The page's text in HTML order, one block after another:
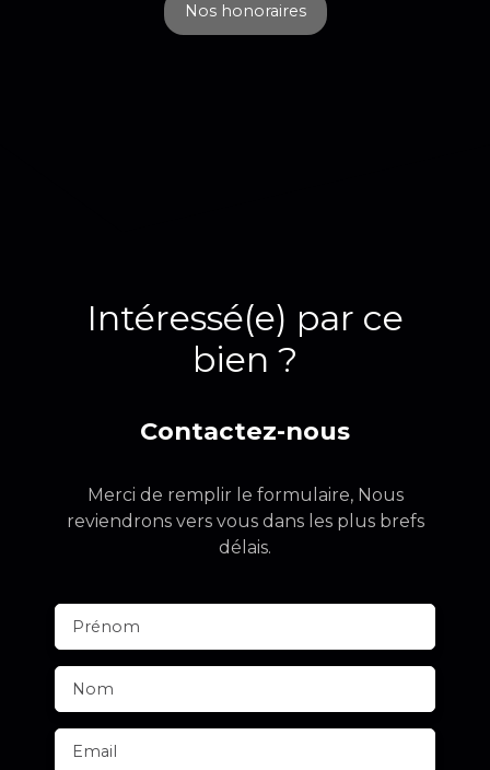
Nos honoraires
Intéressé(e) par ce
bien ?
Contactez-nous
Merci de remplir le formulaire, Nous
reviendrons vers vous dans les plus brefs
délais.
Prénom
Nom
Email